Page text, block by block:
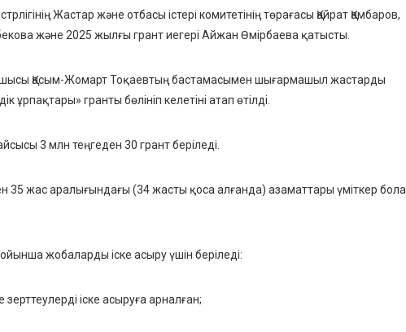
Жастар және отбасы істері комитетінің төрағасы Қайрат Қамбаров,
және 2025 жылғы грант иегері Айжан Өмірбаева қатысты.
Қасым-Жомарт Тоқаевтың бастамасымен шығармашыл жастарды
гранты бөлініп келетіні атап өтілді.
3 млн теңгеден 30 грант беріледі.
35 жас аралығындағы (34 жасты қоса алғанда) азаматтары үміткер бола
жобаларды іске асыру үшін беріледі:
іске асыруға арналған;